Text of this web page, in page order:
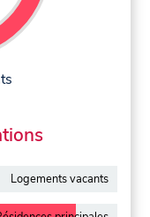
Logements vacants